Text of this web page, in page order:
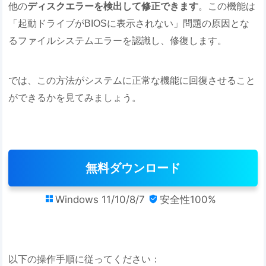
他のディスクエラーを検出して修正できます。この機能は
「起動ドライブがBIOSに表示されない」問題の原因とな
るファイルシステムエラーを認識し、修復します。
では、この方法がシステムに正常な機能に回復させること
ができるかを見てみましょう。
無料ダウンロード
 Windows 11/10/8/7  安全性100%
以下の操作手順に従ってください：